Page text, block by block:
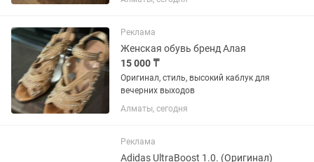
Реклама
Женская обувь бренд Алая
15 000 ₸
Оригинал, стиль, высокий каблук для
вечерних выходов
Алматы, сегодня
Реклама
Adidas UltraBoost 1.0. (Оригинал)